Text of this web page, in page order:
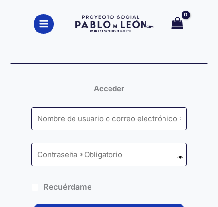
contenido
Acceder
Recuérdame